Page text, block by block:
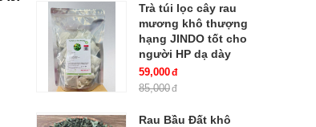
Trà túi lọc cây rau
mương khô thượng
hạng JINDO tốt cho
người HP dạ dày
59,000
85,000
Rau Bầu Đất khô